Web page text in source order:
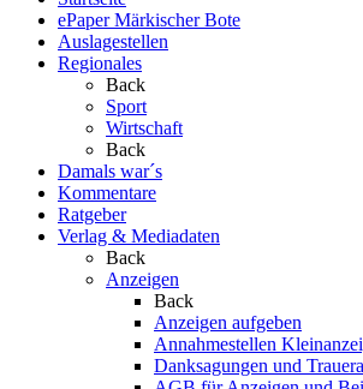
ePaper Märkischer Bote
Auslagestellen
Regionales
Back
Sport
Wirtschaft
Back
Damals war´s
Kommentare
Ratgeber
Verlag & Mediadaten
Back
Anzeigen
Back
Anzeigen aufgeben
Annahmestellen
Danksagungen und